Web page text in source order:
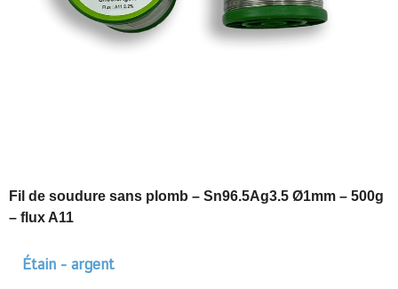
Fil de soudure sans plomb – Sn96.5Ag3.5 Ø1mm – 500g
– flux A11
Étain - argent